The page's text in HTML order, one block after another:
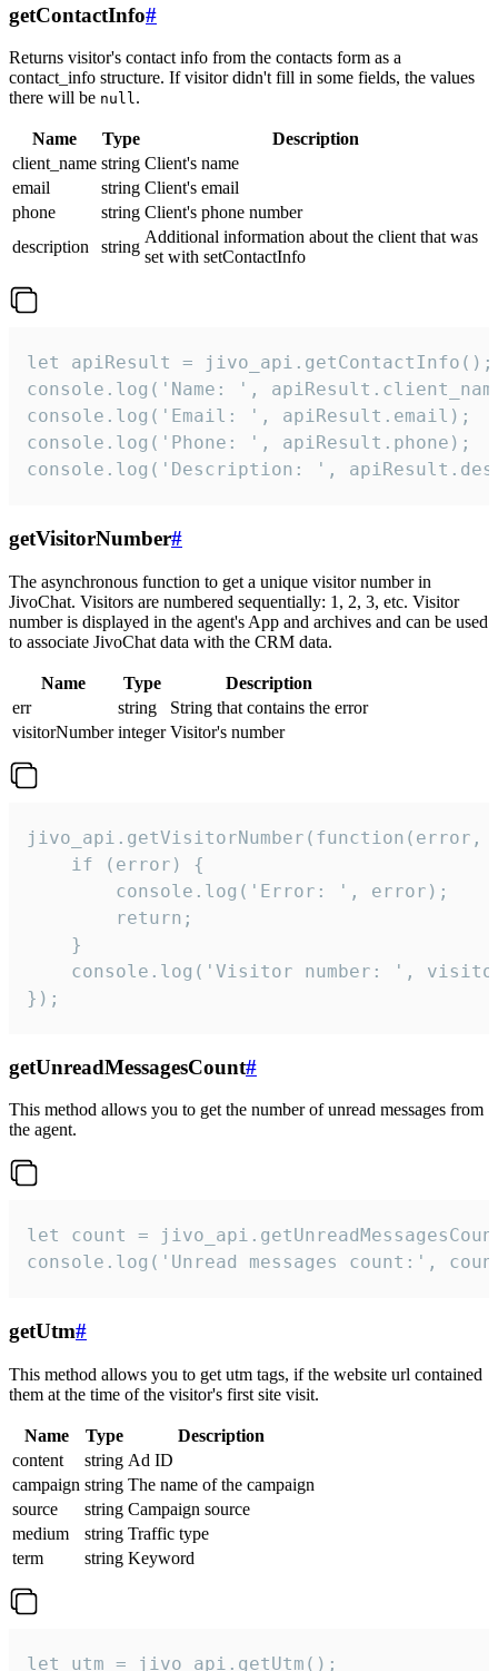
getContactInfo#
Returns visitor's contact info from the contacts form as a
contact_info structure. If visitor didn't fill in some fields, the values
there will be null.
Name Type
Description
client_name string Client's name
email
string Client's email
phone
string Client's phone number
description
string
Additional information about the client that was
set with setContactInfo
let apiResult = jivo_api.getContactInfo();
console.log('Name: ',
console.log('Email: ', apiResult.email);
console.log('Phone: ', apiResult.phone);
console.log('Description: ',
getVisitorNumber#
The asynchronous function to get a unique visitor number in
JivoChat. Visitors are numbered sequentially: 1, 2, 3, etc. Visitor
number is displayed in the agent's App and archives and can be used
to associate JivoChat data with the CRM data.
Name Type
Description
err
string
String that contains the error
visitorNumber integer Visitor's number
jivo_api.getVisitorNumber(function(error,
    if (error) {
        console.log('Error: ', error);
        return;
    }
console.log('Visitor number: ',
});
getUnreadMessagesCount#
This method allows you to get the number of unread messages from
the agent.
let count =
console.log('Unread messages count:',
getUtm#
This method allows you to get utm tags, if the website url contained
them at the time of the visitor's first site visit.
Name Type
Description
content
string Ad ID
campaign string The name of the campaign
source
string Campaign source
medium
string Traffic type
term
string Keyword
let utm = jivo_api.getUtm();